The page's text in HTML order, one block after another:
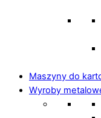
Maszyny do
Wyroby